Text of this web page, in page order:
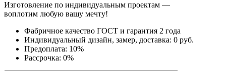
Изготовление по индивидуальным проектам —
воплотим любую вашу мечту!
Фабричное качество ГОСТ и гарантия 2 года
Индивидуальный дизайн, замер, доставка: 0 руб.
Предоплата: 10%
Рассрочка: 0%